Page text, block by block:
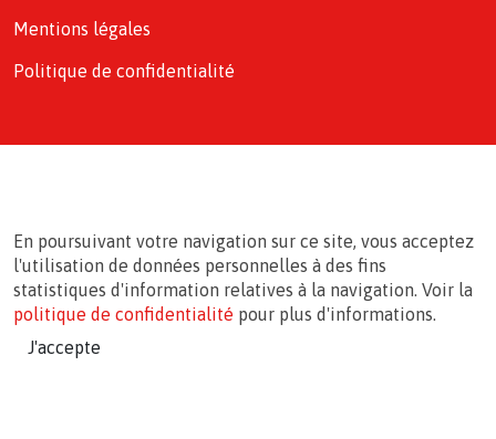
Mentions légales
Politique de confidentialité
En poursuivant votre navigation sur ce site, vous acceptez
l'utilisation de données personnelles à des fins
statistiques d'information relatives à la navigation. Voir la
politique de confidentialité pour plus d'informations.
J'accepte